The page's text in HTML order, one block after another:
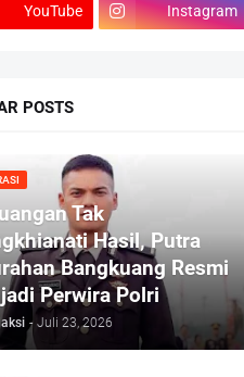
YouTube Instagram
POSTS
Tak
Hasil, Putra
Bangkuang Resmi
Perwira Polri
- Juli 23, 2026